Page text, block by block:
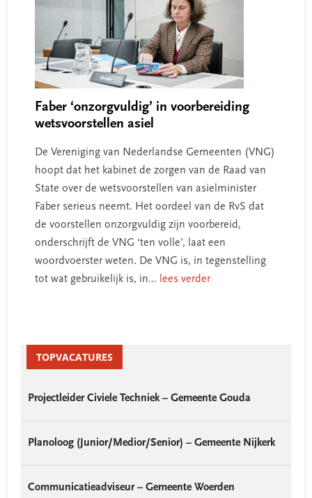
Faber ‘onzorgvuldig’ in voorbereiding
wetsvoorstellen asiel
De Vereniging van Nederlandse Gemeenten (VNG)
hoopt dat het kabinet de zorgen van de Raad van
State over de wetsvoorstellen van asielminister
Faber serieus neemt. Het oordeel van de RvS dat
de voorstellen onzorgvuldig zijn voorbereid,
onderschrijft de VNG ‘ten volle’, laat een
woordvoerster weten. De VNG is, in tegenstelling
tot wat gebruikelijk is, in... lees verder
SidebarTOPVACATURES
Projectleider Civiele Techniek – Gemeente Gouda
Planoloog (Junior/Medior/Senior) – Gemeente Nijkerk
Communicatieadviseur – Gemeente Woerden